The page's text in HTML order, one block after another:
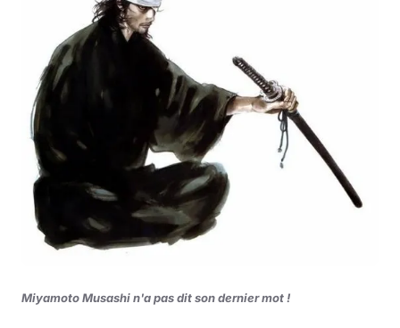
Miyamoto Musashi n'a pas dit son dernier mot !